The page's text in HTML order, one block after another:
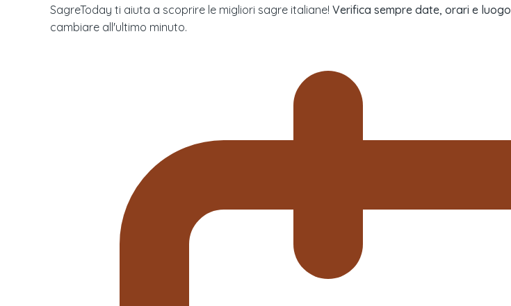
SagreToday ti aiuta a scoprire le migliori sagre italiane! Verifica sempre date, orari e luogo
cambiare all'ultimo minuto.